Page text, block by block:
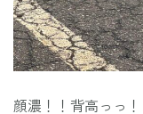
顔濃！！背高っっ！